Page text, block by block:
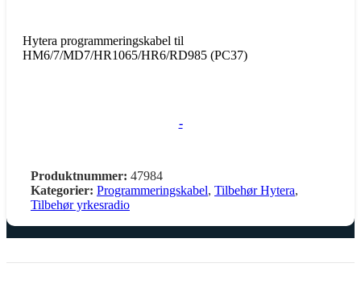
Hytera programmeringskabel til
HM6/7/MD7/HR1065/HR6/RD985 (PC37)
-
Produktnummer: 47984
Kategorier: Programmeringskabel, Tilbehør Hytera,
Tilbehør yrkesradio